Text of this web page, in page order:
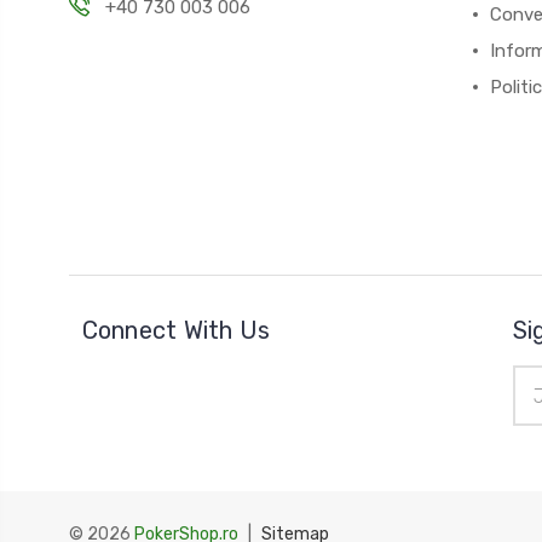
+40 730 003 006
Connect With Us
© 2026 PokerShop.ro Sitemap